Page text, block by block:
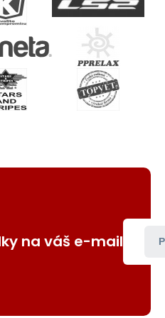
na váš e-mail